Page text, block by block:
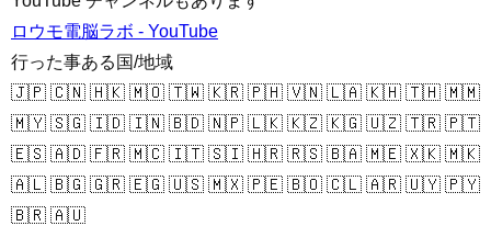
ロウモ電脳ラボ - YouTube
行った事ある国/地域
🇯🇵 🇨🇳 🇭🇰 🇲🇴 🇹🇼 🇰🇷 🇵🇭 🇻🇳 🇱🇦 🇰🇭 🇹🇭 🇲🇲
🇲🇾 🇸🇬 🇮🇩 🇮🇳 🇧🇩 🇳🇵 🇱🇰 🇰🇿 🇰🇬 🇺🇿 🇹🇷 🇵🇹
🇪🇸 🇦🇩 🇫🇷 🇲🇨 🇮🇹 🇸🇮 🇭🇷 🇷🇸 🇧🇦 🇲🇪 🇽🇰 🇲🇰
🇦🇱 🇧🇬 🇬🇷 🇪🇬 🇺🇸 🇲🇽 🇵🇪 🇧🇴 🇨🇱 🇦🇷 🇺🇾 🇵🇾
🇧🇷 🇦🇺